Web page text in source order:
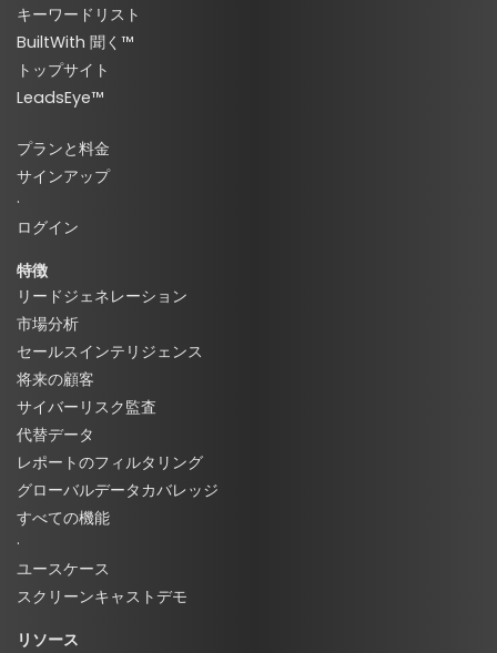
キーワードリスト
BuiltWith 聞く™
トップサイト
LeadsEye™
プランと料金
サインアップ
·
ログイン
特徴
リードジェネレーション
市場分析
セールスインテリジェンス
将来の顧客
サイバーリスク監査
代替データ
レポートのフィルタリング
グローバルデータカバレッジ
すべての機能
·
ユースケース
スクリーンキャストデモ
リソース